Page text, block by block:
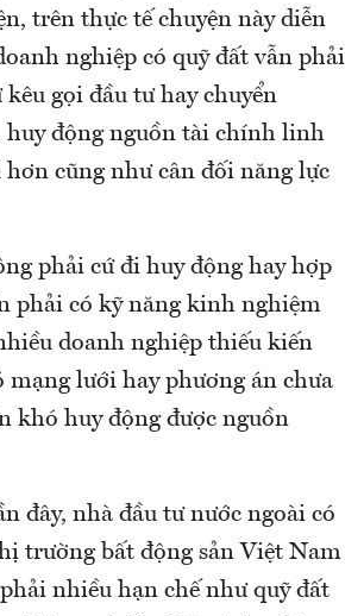
trên thực tế chuyện này diễn
nghiệp có quỹ đất vẫn phải
gọi đầu tư hay chuyển
huy động nguồn tài chính linh
hơn cũng như cân đối năng lực
phải cứ đi huy động hay hợp
phải có kỹ năng kinh nghiệm
doanh nghiệp thiếu kiến
mạng lưới hay phương án chưa
khó huy động được nguồn
đây, nhà đầu tư nước ngoài có
trường bất động sản Việt Nam
nhiều hạn chế như quỹ đất